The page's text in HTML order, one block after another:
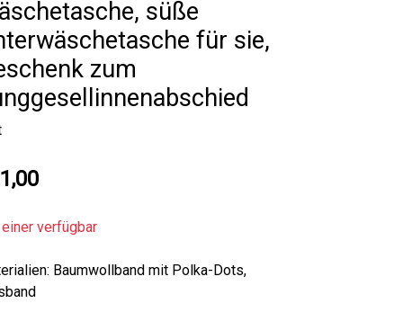
süße
für sie,
zum
einer verfügbar
Baumwollband mit Polka-Dots,